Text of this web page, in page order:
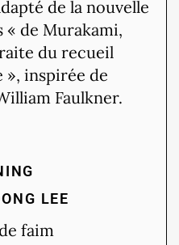
de la nouvelle
« de Murakami,
du recueil
», inspirée de
Faulkner.
LEE
faim